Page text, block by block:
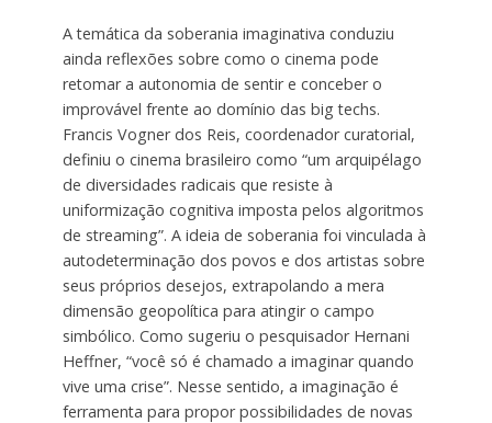
A temática da soberania imaginativa conduziu
ainda reflexões sobre como o cinema pode
retomar a autonomia de sentir e conceber o
improvável frente ao domínio das big techs.
Francis Vogner dos Reis, coordenador curatorial,
definiu o cinema brasileiro como “um arquipélago
de diversidades radicais que resiste à
uniformização cognitiva imposta pelos algoritmos
de streaming”. A ideia de soberania foi vinculada à
autodeterminação dos povos e dos artistas sobre
seus próprios desejos, extrapolando a mera
dimensão geopolítica para atingir o campo
simbólico. Como sugeriu o pesquisador Hernani
Heffner, “você só é chamado a imaginar quando
vive uma crise”. Nesse sentido, a imaginação é
ferramenta para propor possibilidades de novas